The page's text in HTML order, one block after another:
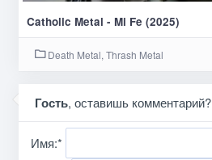
Catholic Metal - Mi Fe (2025)
Death Metal, Thrash Metal
Гость, оставишь комментарий?
Имя:*